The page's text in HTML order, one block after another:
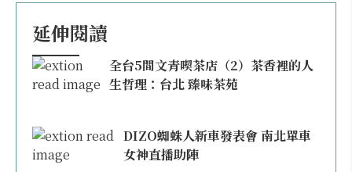
延伸閱讀
全台5間文青喫茶店（2）茶香裡的人
生哲理：台北 臻味茶苑
DIZO蜘蛛人新車發表會 南北單車
女神直播助陣